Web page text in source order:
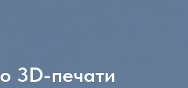
3D-печати